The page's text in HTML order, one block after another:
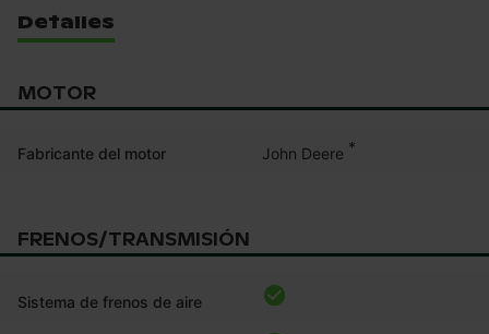
Detalles
MOTOR
Fabricante del motor John Deere *
FRENOS/TRANSMISIÓN
Sistema de frenos de aire